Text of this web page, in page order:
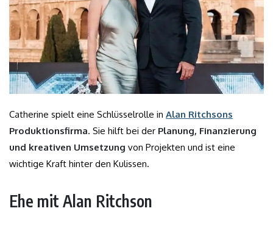
Catherine spielt eine Schlüsselrolle in Alan Ritchsons
Produktionsfirma. Sie hilft bei der Planung, Finanzierung
und kreativen Umsetzung von Projekten und ist eine
wichtige Kraft hinter den Kulissen.
Ehe mit Alan Ritchson